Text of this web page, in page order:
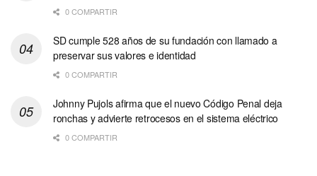
0 COMPARTIR
SD cumple 528 años de su fundación con llamado a
preservar sus valores e identidad
0 COMPARTIR
Johnny Pujols afirma que el nuevo Código Penal deja
ronchas y advierte retrocesos en el sistema eléctrico
0 COMPARTIR